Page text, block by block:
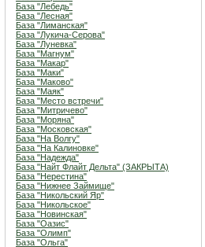
База "Лебедь"
База "Лесная"
База "Лиманская"
База "Лукича-Серова"
База "Луневка"
База "Магнум"
База "Макар"
База "Маки"
База "Маково"
База "Маяк"
База "Место встречи"
База "Митричево"
База "Моряна"
База "Московская"
База "На Волгу"
База "На Калиновке"
База "Надежда"
База "Найт Флайт Дельта" (ЗАКРЫТА)
База "Нерестина"
База "Нижнее Займище"
База "Никольский Яр"
База "Никольское"
База "Новинская"
База "Оазис"
База "Олимп"
База "Ольга"